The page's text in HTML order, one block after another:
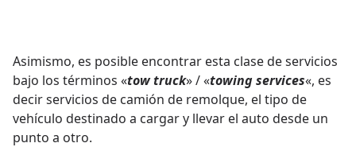
Asimismo, es posible encontrar esta clase de servicios
bajo los términos «tow truck» / «towing services«, es
decir servicios de camión de remolque, el tipo de
vehículo destinado a cargar y llevar el auto desde un
punto a otro.